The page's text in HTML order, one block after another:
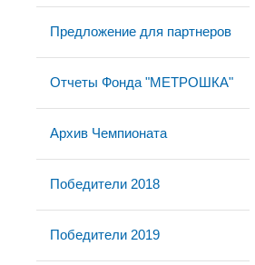
Предложение для партнеров
Отчеты Фонда "МЕТРОШКА"
Архив Чемпионата
Победители 2018
Победители 2019